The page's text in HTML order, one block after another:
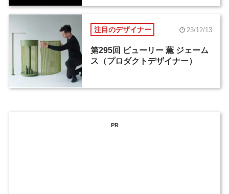
注目のデザイナー 23/12/13
第295回 ビューリー 薫 ジェーム
ス（プロダクトデザイナー）
PR